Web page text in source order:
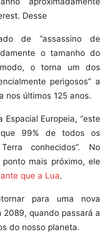
Desse
de “assassino de
o tamanho do
o torna um dos
perigosos” a
nos últimos 125 anos.
Europeia, “este
99% de todos os
conhecidos”. No
mais próximo, ele
que a Lua.
para uma nova
2089, quando passará a
do nosso planeta.